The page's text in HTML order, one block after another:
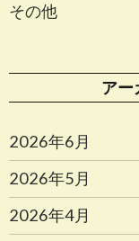
その他
アー
2026年6月
2026年5月
2026年4月